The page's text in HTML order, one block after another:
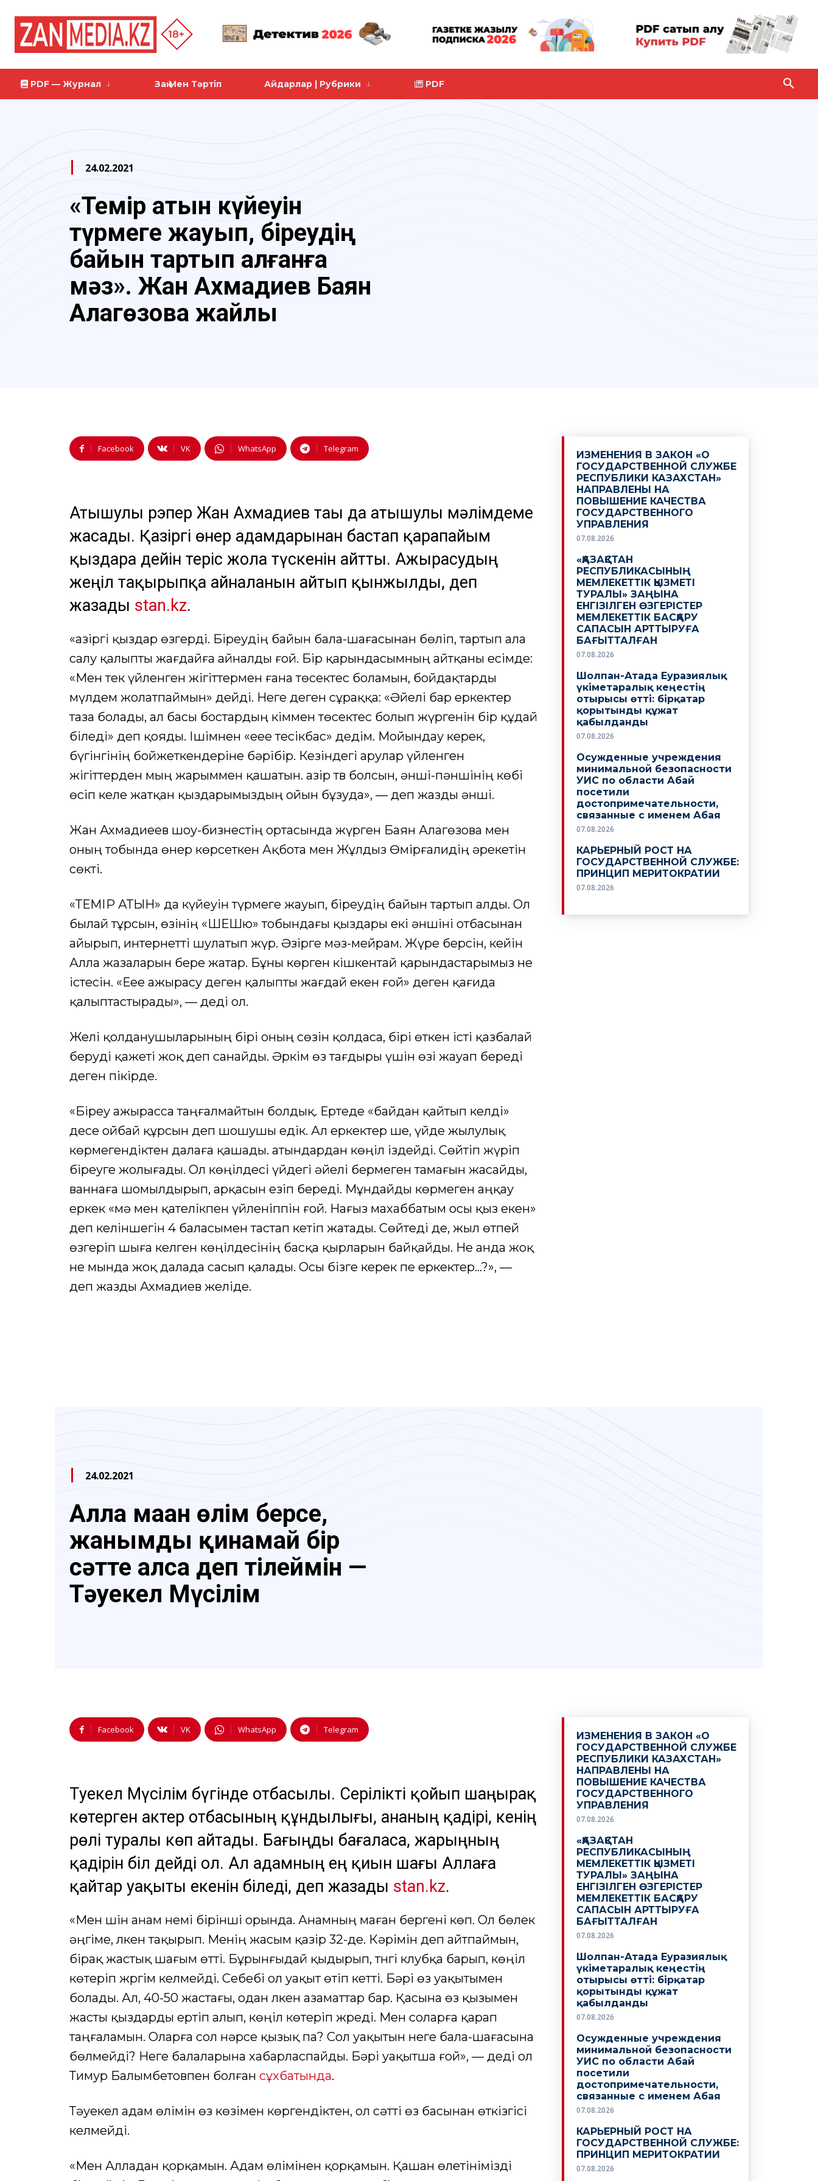
PDF — Журнал Заң Мен Тәртіп Айдарлар | Рубрики PDF
24.02.2021
«Темір қатын күйеуін
түрмеге жауып, біреудің
байын тартып алғанға
мәз». Жан Ахмадиев Баян
Алагөзова жайлы
Facebook VK WhatsApp Telegram
Атышулы рэпер Жан Ахмадиев тағы да атышулы мәлімдеме
жасады. Қазіргі өнер адамдарынан бастап қарапайым
қыздарға дейін теріс жолға түскенін айтты. Ажырасудың
жеңіл тақырыпқа айналғанын айтып қынжылды, деп
жазады stan.kz.
«Қазіргі қыздар өзгерді. Біреудің байын бала-шағасынан бөліп, тартып ала
салу қалыпты жағдайға айналды ғой. Бір қарындасымның айтқаны есімде:
«Мен тек үйленген жігіттермен ғана төсектес боламын, бойдақтарды
мүлдем жолатпаймын» дейді. Неге деген сұраққа: «Әйелі бар еркектер
таза болады, ал басы бостардың кіммен төсектес болып жүргенін бір құдай
біледі» деп қояды. Ішімнен «еее тесікбас» дедім. Мойындау керек,
бүгінгінің бойжеткендеріне бәрібір. Кезіндегі арулар үйленген
жігіттерден мың жарыммен қашатын. Қазір тв болсын, әнші-пәншінің көбі
өсіп келе жатқан қыздарымыздың ойын бұзуда», — деп жазды әнші.
Жан Ахмадиеев шоу-бизнестің ортасында жүрген Баян Алагөзова мен
оның тобында өнер көрсеткен Ақбота мен Жұлдыз Өмірғалидің әрекетін
сөкті.
«ТЕМІР ҚАТЫН» да күйеуін түрмеге жауып, біреудің байын тартып алды. Ол
былай тұрсын, өзінің «ШЕШю» тобындағы қыздары екі әншіні отбасынан
айырып, интернетті шулатып жүр. Әзірге мәз-мейрам. Жүре берсін, кейін
Алла жазаларын бере жатар. Бұны көрген кішкентай қарындастарымыз не
істесін. «Еее ажырасу деген қалыпты жағдай екен ғой» деген қағида
қалыптастырады», — деді ол.
Желі қолданушыларының бірі оның сөзін қолдаса, бірі өткен істі қазбалай
беруді қажеті жоқ деп санайды. Әркім өз тағдыры үшін өзі жауап береді
деген пікірде.
«Біреу ажырасса таңғалмайтын болдық. Ертеде «байдан қайтып келді»
десе ойбай құрсын деп шошушы едік. Ал еркектер ше, үйде жылулық
көрмегендіктен далаға қашады. Қатындардан көңіл іздейді. Сөйтіп жүріп
біреуге жолығады. Ол көңілдесі үйдегі әйелі бермеген тамағын жасайды,
ваннаға шомылдырып, арқасын езіп береді. Мұндайды көрмеген аңқау
еркек «мә мен қателікпен үйленіппін ғой. Нағыз махаббатым осы қыз екен»
деп келіншегін 4 баласымен тастап кетіп жатады. Сөйтеді де, жыл өтпей
өзгеріп шыға келген көңілдесінің басқа қырларын байқайды. Не анда жоқ
не мында жоқ далада сасып қалады. Осы бізге керек пе еркектер…?», —
деп жазды Ахмадиев желіде.
ИЗМЕНЕНИЯ В ЗАКОН «О
ГОСУДАРСТВЕННОЙ СЛУЖБЕ
РЕСПУБЛИКИ КАЗАХСТАН»
НАПРАВЛЕНЫ НА
ПОВЫШЕНИЕ КАЧЕСТВА
ГОСУДАРСТВЕННОГО
УПРАВЛЕНИЯ
07.08.2026
«ҚАЗАҚСТАН
РЕСПУБЛИКАСЫНЫҢ
МЕМЛЕКЕТТІК ҚЫЗМЕТІ
ТУРАЛЫ» ЗАҢЫНА
ЕНГІЗІЛГЕН ӨЗГЕРІСТЕР
МЕМЛЕКЕТТІК БАСҚАРУ
САПАСЫН АРТТЫРУҒА
БАҒЫТТАЛҒАН
07.08.2026
Шолпан-Атада Еуразиялық
үкіметаралық кеңестің
отырысы өтті: бірқатар
қорытынды құжат
қабылданды
07.08.2026
Осужденные учреждения
минимальной безопасности
УИС по области Абай
посетили
достопримечательности,
связанные с именем Абая
07.08.2026
КАРЬЕРНЫЙ РОСТ НА
ГОСУДАРСТВЕННОЙ СЛУЖБЕ:
ПРИНЦИП МЕРИТОКРАТИИ
07.08.2026